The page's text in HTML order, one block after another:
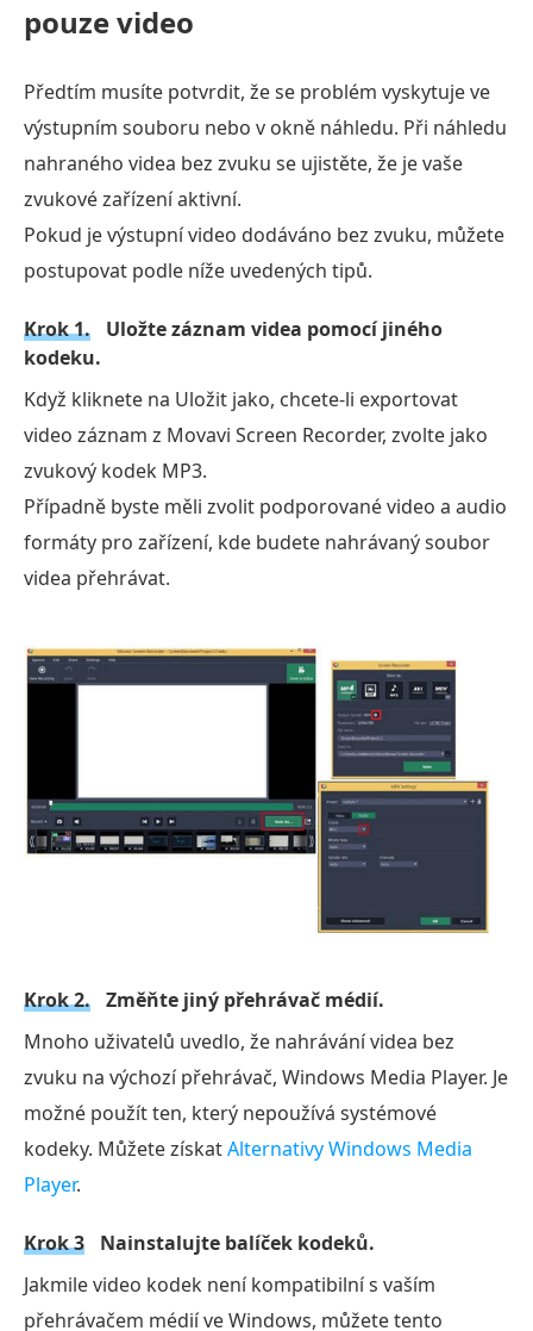
pouze video
Předtím musíte potvrdit, že se problém vyskytuje ve
výstupním souboru nebo v okně náhledu. Při náhledu
nahraného videa bez zvuku se ujistěte, že je vaše
zvukové zařízení aktivní.
Pokud je výstupní video dodáváno bez zvuku, můžete
postupovat podle níže uvedených tipů.
Krok 1.
Uložte záznam videa pomocí jiného
kodeku.
Když kliknete na Uložit jako, chcete-li exportovat
video záznam z Movavi Screen Recorder, zvolte jako
zvukový kodek MP3.
Případně byste měli zvolit podporované video a audio
formáty pro zařízení, kde budete nahrávaný soubor
videa přehrávat.
Krok 2. Změňte jiný přehrávač médií.
Mnoho uživatelů uvedlo, že nahrávání videa bez
zvuku na výchozí přehrávač, Windows Media Player. Je
možné použít ten, který nepoužívá systémové
kodeky. Můžete získatAlternativy Windows Media
Player.
Krok 3
Nainstalujte balíček kodeků.
Jakmile video kodek není kompatibilní s vaším
přehrávačem médií ve Windows, můžete tento